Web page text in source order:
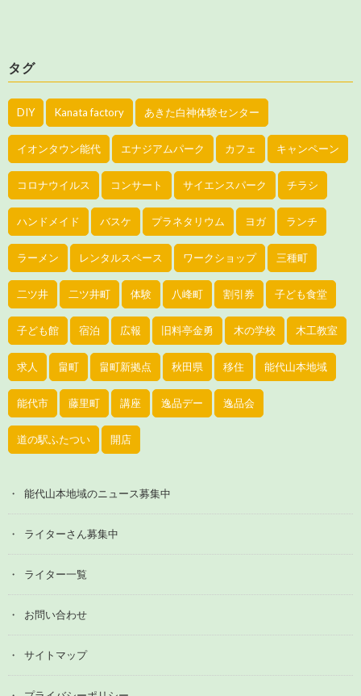
タグ
DIY Kanata factory あきた白神体験センター
イオンタウン能代 エナジアムパーク カフェ キャンペーン
コロナウイルス コンサート サイエンスパーク チラシ
ハンドメイド バスケ プラネタリウム ヨガ ランチ
ラーメン レンタルスペース ワークショップ 三種町
二ツ井 二ツ井町 体験 八峰町 割引券 子ども食堂
子ども館 宿泊 広報 旧料亭金勇 木の学校 木工教室
求人 畠町 畠町新拠点 秋田県 移住 能代山本地域
能代市 藤里町 講座 逸品デー 逸品会
道の駅ふたつい 開店
能代山本地域のニュース募集中
ライターさん募集中
ライター一覧
お問い合わせ
サイトマップ